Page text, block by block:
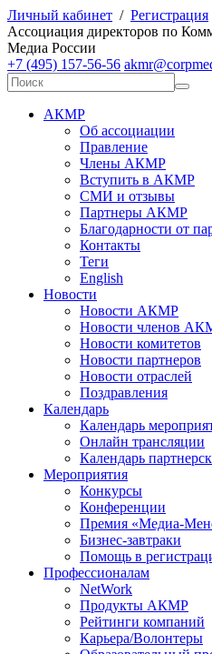
Личный кабинет / Регистрация
Ассоциация директоров по К
Медиа России
+7 (495) 157-56-56
АКМР
Об ассоциации
Правление
Члены АКМР
Вступить в АКМР
СМИ и отзывы
Партнеры АКМР
Благодарности от
Контакты
Теги
English
Новости
Новости АКМР
Новости членов
Новости комитетов
Новости партнеров
Новости отраслей
Поздравления
Календарь
Календарь
Онлайн трансляции
Календарь
Мероприятия
Конкурсы
Конференции
Премия «Медиа-
Бизнес-завтраки
Помощь в
Профессионалам
NetWork
Продукты АКМР
Рейтинги компаний
Карьера/Волонтеры